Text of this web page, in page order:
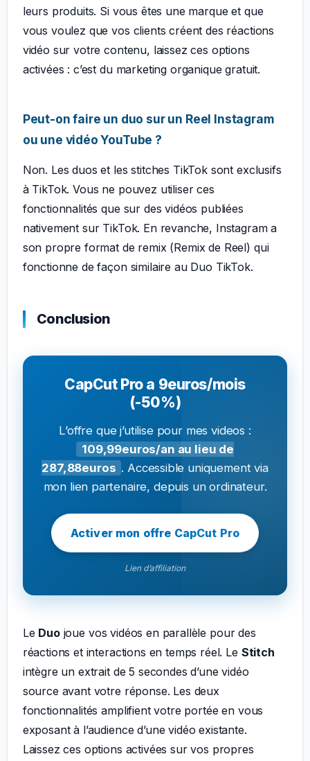
leurs produits. Si vous êtes une marque et que
vous voulez que vos clients créent des réactions
vidéo sur votre contenu, laissez ces options
activées : c’est du marketing organique gratuit.
Peut-on faire un duo sur un Reel Instagram
ou une vidéo YouTube ?
Non. Les duos et les stitches TikTok sont exclusifs
à TikTok. Vous ne pouvez utiliser ces
fonctionnalités que sur des vidéos publiées
nativement sur TikTok. En revanche, Instagram a
son propre format de remix (Remix de Reel) qui
fonctionne de façon similaire au Duo TikTok.
Conclusion
CapCut Pro a 9euros/mois
(-50%)
L’offre que j’utilise pour mes videos :
109,99euros/an au lieu de
287,88euros . Accessible uniquement via
mon lien partenaire, depuis un ordinateur.
Activer mon offre CapCut Pro
Lien d’affiliation
Le Duojoue vos vidéos en parallèle pour des
réactions et interactions en temps réel. Le Stitch
intègre un extrait de 5 secondes d’une vidéo
source avant votre réponse. Les deux
fonctionnalités amplifient votre portée en vous
exposant à l’audience d’une vidéo existante.
Laissez ces options activées sur vos propres